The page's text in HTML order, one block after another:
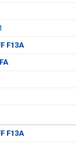
F13A
F13A